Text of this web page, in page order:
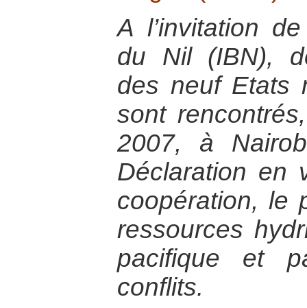
A l’invitation
du Nil (IBN),
des neuf Etats
sont
2007, à
Déclaration en
coopération, le
ressources
pacifique et
conflits.